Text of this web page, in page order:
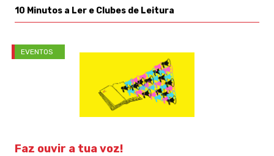
10 Minutos a Ler e Clubes de Leitura
EVENTOS
Faz ouvir a tua voz!